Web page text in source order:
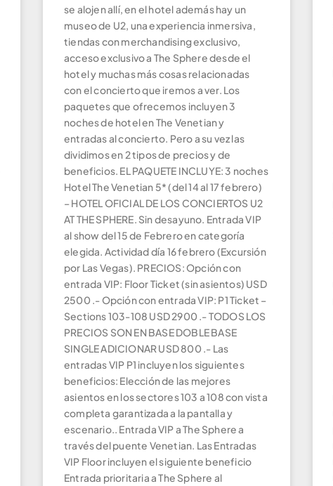
se alojen allí, en el hotel además hay un
museo de U2, una experiencia inmersiva,
tiendas con merchandising exclusivo,
acceso exclusivo a The Sphere desde el
hotel y muchas más cosas relacionadas
con el concierto que iremos a ver. Los
paquetes que ofrecemos incluyen 3
noches de hotel en The Venetian y
entradas al concierto. Pero a su vez las
dividimos en 2 tipos de precios y de
beneficios. EL PAQUETE INCLUYE: 3 noches
Hotel The Venetian 5* (del 14 al 17 febrero)
– HOTEL OFICIAL DE LOS CONCIERTOS U2
AT THE SPHERE. Sin desayuno. Entrada VIP
al show del 15 de Febrero en categoría
elegida. Actividad día 16 febrero (Excursión
por Las Vegas). PRECIOS: Opción con
entrada VIP: Floor Ticket (sin asientos) USD
2500 .- Opción con entrada VIP: P1 Ticket –
Sections 103-108 USD 2900 .- TODOS LOS
PRECIOS SON EN BASE DOBLE BASE
SINGLE ADICIONAR USD 800 .- Las
entradas VIP P1 incluyen los siguientes
beneficios: Elección de las mejores
asientos en los sectores 103 a 108 con vista
completa garantizada a la pantalla y
escenario.. Entrada VIP a The Sphere a
través del puente Venetian. Las Entradas
VIP Floor incluyen el siguiente beneficio
Entrada prioritaria a The Sphere al